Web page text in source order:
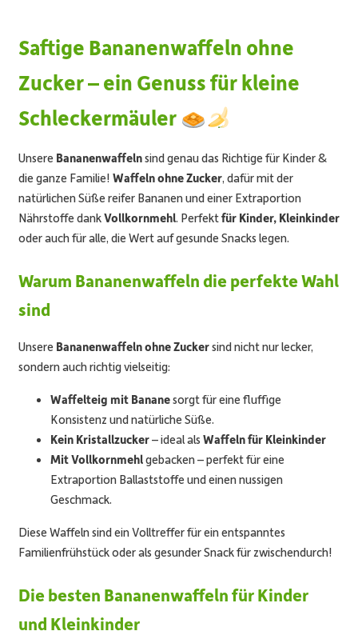
Saftige Bananenwaffeln ohne
Zucker – ein Genuss für kleine
Schleckermäuler
Unsere Bananenwaffelnsind genau das Richtige für Kinder &
die ganze Familie! Waffeln ohne Zucker, dafür mit der
natürlichen Süße reifer Bananen und einer Extraportion
Nährstoffe dankVollkornmehl. Perfektfür Kinder, Kleinkinder
oder auch für alle, die Wert auf gesunde Snacks legen.
Warum Bananenwaffeln die perfekte Wahl
sind
Unsere Bananenwaffeln ohne Zuckersind nicht nur lecker,
sondern auch richtig vielseitig:
Waffelteig mit Bananesorgt für eine fluffige
Konsistenz und natürliche Süße.
Kein Kristallzucker– ideal als Waffeln für Kleinkinder
Mit Vollkornmehlgebacken – perfekt für eine
Extraportion Ballaststoffe und einen nussigen
Geschmack.
Diese Waffeln sind ein Volltreffer für ein entspanntes
Familienfrühstück oder als gesunder Snack für zwischendurch!
Die besten Bananenwaffeln für Kinder
und Kleinkinder